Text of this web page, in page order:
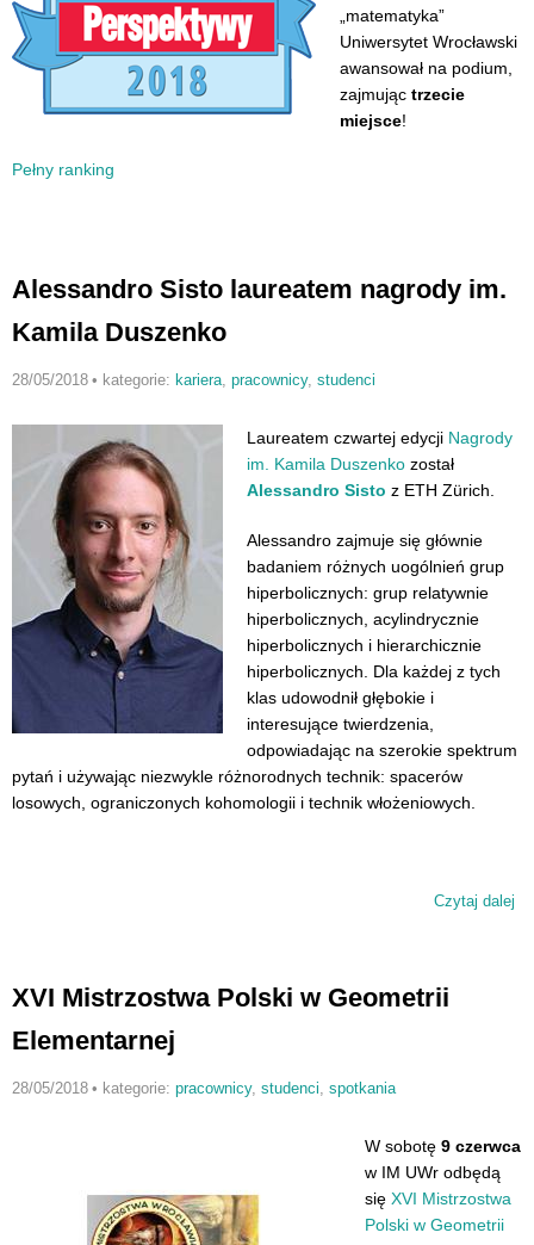
„matematyka”
Uniwersytet Wrocławski
awansował na podium,
zajmując trzecie
miejsce!
Pełny ranking
Alessandro Sisto laureatem nagrody im.
Kamila Duszenko
28/05/2018 • kategorie: kariera, pracownicy, studenci
Laureatem czwartej edycji Nagrody
im. Kamila Duszenko został
Alessandro Sisto z ETH Zürich.
Alessandro zajmuje się głównie
badaniem różnych uogólnień grup
hiperbolicznych: grup relatywnie
hiperbolicznych, acylindrycznie
hiperbolicznych i hierarchicznie
hiperbolicznych. Dla każdej z tych
klas udowodnił głębokie i
interesujące twierdzenia,
odpowiadając na szerokie spektrum
pytań i używając niezwykle różnorodnych technik: spacerów
losowych, ograniczonych kohomologii i technik włożeniowych.
Czytaj dalej
XVI Mistrzostwa Polski w Geometrii
Elementarnej
28/05/2018 • kategorie: pracownicy, studenci spotkania
W sobotę 9 czerwca
w IM UWr odbędą
się XVI Mistrzostwa
Polski w Geometrii